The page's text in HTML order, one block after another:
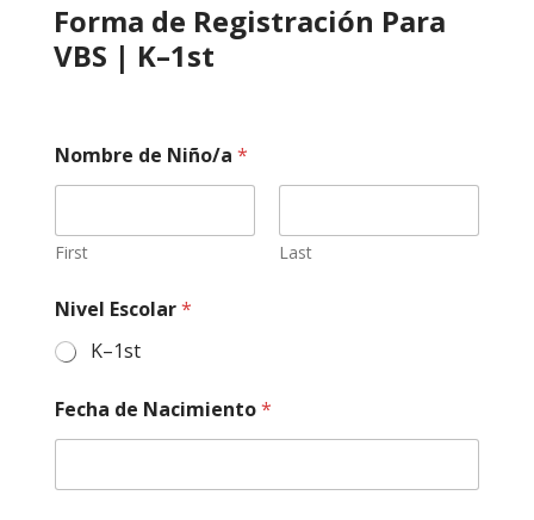
Forma de Registración Para
VBS | K–1st
Nombre de Niño/a *
First Last
Nivel Escolar*
K–1st
Fecha de Nacimiento*